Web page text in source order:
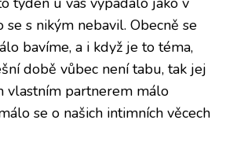
se s nikým nebavil. Obecně se
bavíme, a i když je to téma,
době vůbec není tabu, tak jej
vlastním partnerem málo
se o našich intimních věcech